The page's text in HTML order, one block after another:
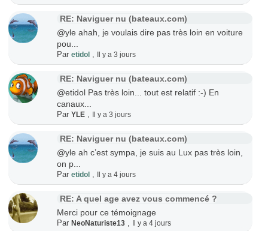
RE: Naviguer nu (bateaux.com)
@yle ahah, je voulais dire pas très loin en voiture
pou...
Paretidol , Il y a 3 jours
RE: Naviguer nu (bateaux.com)
@etidol Pas très loin... tout est relatif :-) En
canaux...
ParYLE , Il y a 3 jours
RE: Naviguer nu (bateaux.com)
@yle ah c’est sympa, je suis au Lux pas très loin,
on p...
Paretidol , Il y a 4 jours
RE: A quel age avez vous commencé ?
Merci pour ce témoignage
ParNeoNaturiste13 , Il y a 4 jours